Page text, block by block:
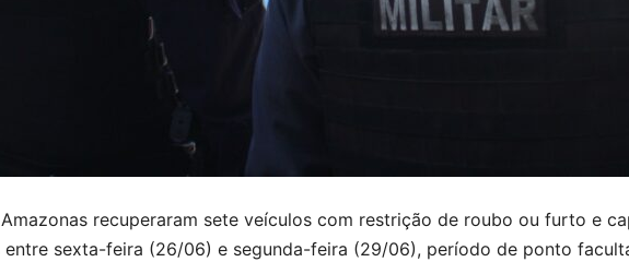
recuperaram sete veículos com restrição de roubo ou furto e
entre sexta-feira (26/06) e segunda-feira (29/06), período de ponto